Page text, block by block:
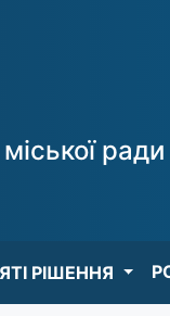
РІШЕННЯ